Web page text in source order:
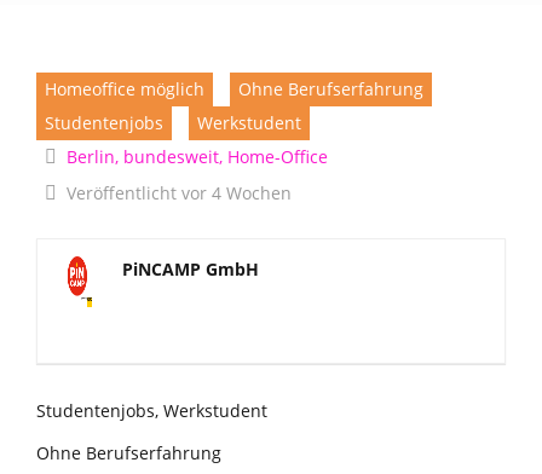
Homeoffice möglich
Ohne Berufserfahrung
Studentenjobs
Werkstudent
Berlin, bundesweit, Home-Office
Veröffentlicht vor 4 Wochen
PiNCAMP GmbH
Studentenjobs, Werkstudent
Ohne Berufserfahrung